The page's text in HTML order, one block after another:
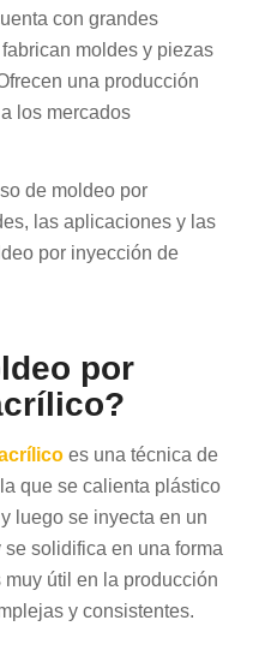
con grandes
moldes y piezas
una producción
los mercados
de moldeo por
las aplicaciones y las
por inyección de
por
es una técnica de
que se calienta plástico
luego se inyecta en un
solidifica en una forma
útil en la producción
y consistentes.